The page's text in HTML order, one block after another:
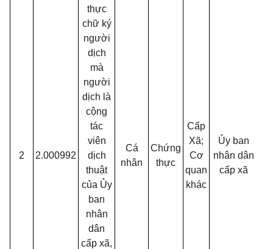
2 2.000992
thực
chữ ký
người
dịch
mà
người
dịch là
cộng
tác
viên
dịch
thuật
của Ủy
ban
nhân
dân
cấp xã,
Cá
nhân
Chứng
thực
Cấp
Xã;
Cơ
quan
khác
Ủy ban
nhân dân
cấp xã